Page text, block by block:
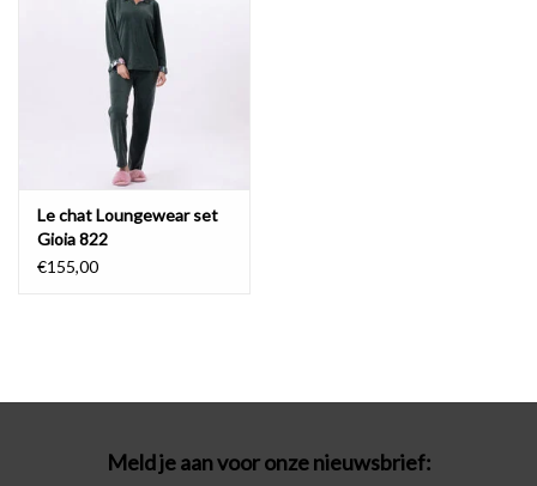
Lingerie-accessoires
Cadeaubonnen
Le chat Loungewear set
Gioia 822
€155,00
Meld je aan voor onze nieuwsbrief: